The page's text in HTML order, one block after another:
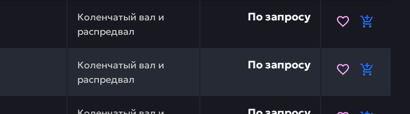
Коленчатый вал и
распредвал
подбор. Вал HITACHI 0885304 — это инвестиция в бесперебойную работу
По запросу
Коленчатый вал и
распредвал
подбор. Вал HITACHI 0884904 — это инвестиция в бесперебойную работу
По запросу
подбор. Вал HITACHI 0895103 — это инвестиция в бесперебойную работу